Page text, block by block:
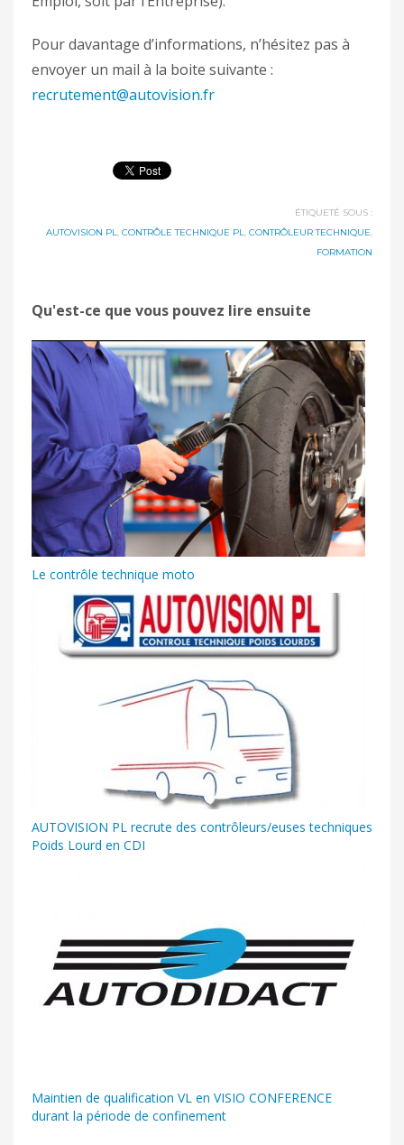
Pour davantage d’informations, n’hésitez pas à
envoyer un mail à la boite suivante :
recrutement@autovision.fr
ÉTIQUETÉ SOUS :
AUTOVISION PL, CONTRÔLE TECHNIQUE PL, CONTRÔLEUR TECHNIQUE,
FORMATION
Qu'est-ce que vous pouvez lire ensuite
Le contrôle technique moto
AUTOVISION PL recrute des contrôleurs/euses techniques
Poids Lourd en CDI
Maintien de qualification VL en VISIO CONFERENCE
durant la période de confinement